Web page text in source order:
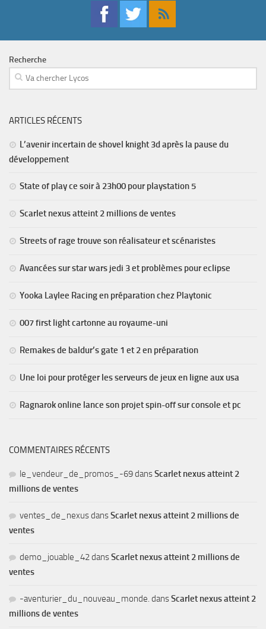
Recherche
ARTICLES RÉCENTS
L’avenir incertain de shovel knight 3d après la pause du
développement
State of play ce soir à 23h00 pour playstation 5
Scarlet nexus atteint 2 millions de ventes
Streets of rage trouve son réalisateur et scénaristes
Avancées sur star wars jedi 3 et problèmes pour eclipse
Yooka Laylee Racing en préparation chez Playtonic
007 first light cartonne au royaume-uni
Remakes de baldur’s gate 1 et 2 en préparation
Une loi pour protéger les serveurs de jeux en ligne aux usa
Ragnarok online lance son projet spin-off sur console et pc
COMMENTAIRES RÉCENTS
le_vendeur_de_promos_-69dansScarlet nexus atteint 2
millions de ventes
ventes_de_nexusdansScarlet nexus atteint 2 millions de
ventes
demo_jouable_42dansScarlet nexus atteint 2 millions de
ventes
-aventurier_du_nouveau_monde. dansScarlet nexus atteint 2
millions de ventes